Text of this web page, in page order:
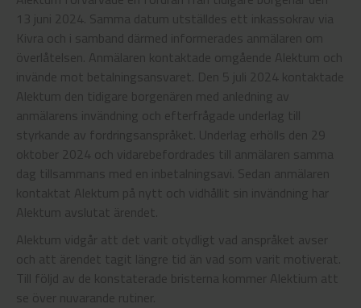
13 juni 2024. Samma datum utställdes ett inkassokrav via
Kivra och i samband därmed informerades anmälaren om
överlåtelsen. Anmälaren kontaktade omgående Alektum och
invände mot betalningsansvaret. Den 5 juli 2024 kontaktade
Alektum den tidigare borgenären med anledning av
anmälarens invändning och efterfrågade underlag till
styrkande av fordringsanspråket. Underlag erhölls den 29
oktober 2024 och vidarebefordrades till anmälaren samma
dag tillsammans med en inbetalningsavi. Sedan anmälaren
kontaktat Alektum på nytt och vidhållit sin invändning har
Alektum avslutat ärendet.
Alektum vidgår att det varit otydligt vad anspråket avser
och att ärendet tagit längre tid än vad som varit motiverat.
Till följd av de konstaterade bristerna kommer Alektium att
se över nuvarande rutiner.